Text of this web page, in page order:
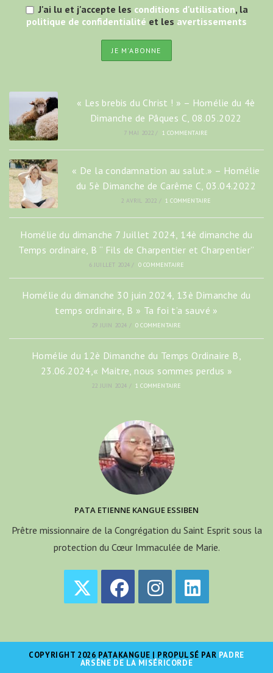
J'ai lu et j'accepte les conditions d'utilisation, la
politique de confidentialité et les avertissements
« Les brebis du Christ ! » – Homélie du 4è
Dimanche de Pâques C, 08.05.2022
7 MAI 2022 / 1 COMMENTAIRE
« De la condamnation au salut.» – Homélie
du 5è Dimanche de Carême C, 03.04.2022
2 AVRIL 2022 / 1 COMMENTAIRE
Homélie du dimanche 7 Juillet 2024, 14è dimanche du
Temps ordinaire, B “ Fils de Charpentier et Charpentier”
6 JUILLET 2024 / 0 COMMENTAIRE
Homélie du dimanche 30 juin 2024, 13è Dimanche du
temps ordinaire, B » Ta foi t’a sauvé »
29 JUIN 2024 / 0 COMMENTAIRE
Homélie du 12è Dimanche du Temps Ordinaire B,
23.06.2024,« Maitre, nous sommes perdus »
22 JUIN 2024 / 1 COMMENTAIRE
PATA ETIENNE KANGUE ESSIBEN
Prêtre missionnaire de la Congrégation du Saint Esprit sous la
protection du Cœur Immaculée de Marie.
un
nouvel
un
nouvel
un
nouvel
un
nouvel
COPYRIGHT 2026 PATAKANGUE | PROPULSÉ PAR PADRE
ARSÈNE DE LA MISÉRICORDE